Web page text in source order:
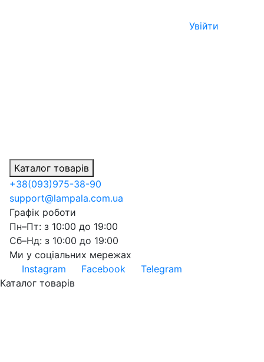
Увійти
Каталог товарів
+38(093)975-38-90
support@lampala.com.ua
Графік роботи
Пн–Пт: з 10:00 до 19:00
Сб–Нд: з 10:00 до 19:00
Ми у соціальних мережах
Instagram
Facebook
Telegram
Каталог товарів